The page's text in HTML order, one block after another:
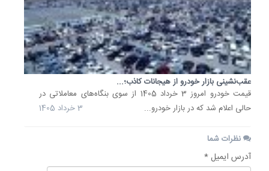
عقب‌نشینی بازار خودرو از هیجانات کاذب؛...
قیمت خودرو امروز 3 خرداد 1405 از سوی بنگاه‌های معاملاتی در
حالی اعلام شد که در بازار خودرو...
3 خرداد 1405
نظرات شما
آدرس ایمیل *